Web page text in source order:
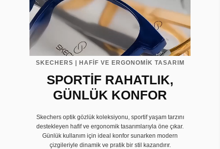
SKECHERS | HAFİF VE ERGONOMİK TASARIM
SPORTİF RAHATLIK,
GÜNLÜK KONFOR
Skechers optik gözlük koleksiyonu, sportif yaşam tarzını
destekleyen hafif ve ergonomik tasarımlarıyla öne çıkar.
Günlük kullanım için ideal konfor sunarken modern
çizgileriyle dinamik ve pratik bir stil kazandırır.